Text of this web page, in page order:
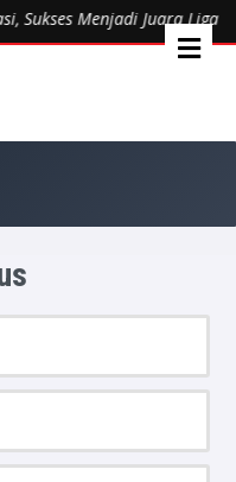
Sukses Menjadi Juara Liga